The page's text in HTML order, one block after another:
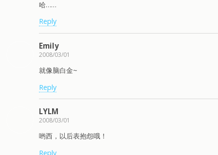
哈……
Reply
Emily
2008/03/01
就像脑白金~
Reply
LYLM
2008/03/01
哟西，以后表抱怨哦！
Reply